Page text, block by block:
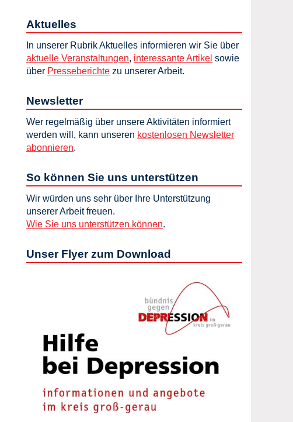
Aktuelles
In unserer Rubrik Aktuelles informieren wir Sie über
aktuelle Veranstaltungen, interessante Artikel sowie
über Presseberichte zu unserer Arbeit.
Newsletter
Wer regelmäßig über unsere Aktivitäten informiert
werden will, kann unseren kostenlosen Newsletter
abonnieren.
So können Sie uns unterstützen
Wir würden uns sehr über Ihre Unterstützung
unserer Arbeit freuen.
Wie Sie uns unterstützen können.
Unser Flyer zum Download